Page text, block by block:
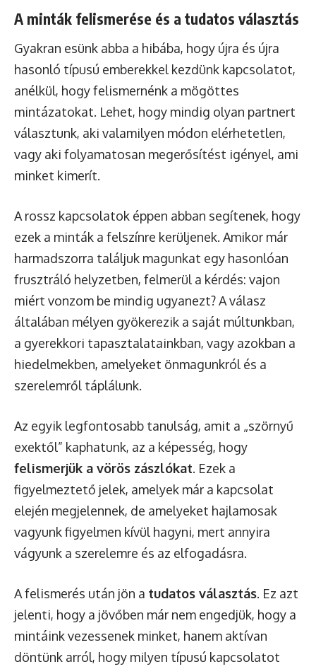
A minták felismerése és a tudatos választás
Gyakran esünk abba a hibába, hogy újra és újra
hasonló típusú emberekkel kezdünk kapcsolatot,
anélkül, hogy felismernénk a mögöttes
mintázatokat. Lehet, hogy mindig olyan partnert
választunk, aki valamilyen módon elérhetetlen,
vagy aki folyamatosan megerősítést igényel, ami
minket kimerít.
A rossz kapcsolatok éppen abban segítenek, hogy
ezek a minták a felszínre kerüljenek. Amikor már
harmadszorra találjuk magunkat egy hasonlóan
frusztráló helyzetben, felmerül a kérdés: vajon
miért vonzom be mindig ugyanezt? A válasz
általában mélyen gyökerezik a saját múltunkban,
a gyerekkori tapasztalatainkban, vagy azokban a
hiedelmekben, amelyeket önmagunkról és a
szerelemről táplálunk.
Az egyik legfontosabb tanulság, amit a „szörnyű
exektől” kaphatunk, az a képesség, hogy
felismerjük a vörös zászlókat. Ezek a
figyelmeztető jelek, amelyek már a kapcsolat
elején megjelennek, de amelyeket hajlamosak
vagyunk figyelmen kívül hagyni, mert annyira
vágyunk a szerelemre és az elfogadásra.
A felismerés után jön a tudatos választás. Ez azt
jelenti, hogy a jövőben már nem engedjük, hogy a
mintáink vezessenek minket, hanem aktívan
döntünk arról, hogy milyen típusú kapcsolatot